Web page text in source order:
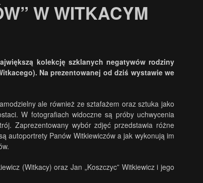
W WITKACYM
kolekcję szklanych negatywów rodziny
Na prezentowanej od dziś wystawie we
ale również ze sztafażem oraz sztuka jako
W fotografiach widoczne są próby uchwycenia
Zaprezentowany wybór zdjęć przedstawia różne
autoportrety Panów Witkiewiczów a jak wykonują im
(Witkacy) oraz Jan „Koszczyc” Witkiewicz i jego